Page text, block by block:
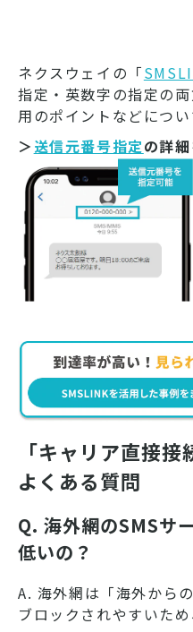
ネクスウェイの「
指定・英数字の指定の
用のポイントなどについ
＞ 送信元番号指定の詳
「キャリア直接
よくある質問
Q. 海外網のSMSサ
低いの？
A. 海外網は「海外から
ブロックされやすいた